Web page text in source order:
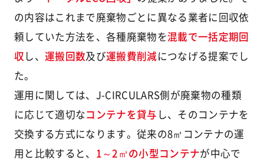
の内容はこれまで廃棄物ごとに異なる業者に回収依
頼していた方法を、各種廃棄物を混載で一括定期回
収 し、 運搬回数及び運搬費削減につなげる提案でし
た。
運用に関しては、J-CIRCULARS側が廃棄物の種類
に応じて適切なコンテナを貸与 し、そのコンテナを
交換する方式になります。従来の8㎥コンテナの運
用と比較すると、 1～2㎥の小型コンテナが中心で